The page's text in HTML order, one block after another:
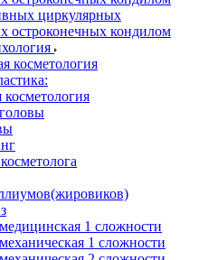
циркулярных
остроконечных кондилом
косметология
косметология
1 сложности
1 сложности